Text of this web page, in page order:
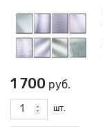
1 700 руб.
шт.